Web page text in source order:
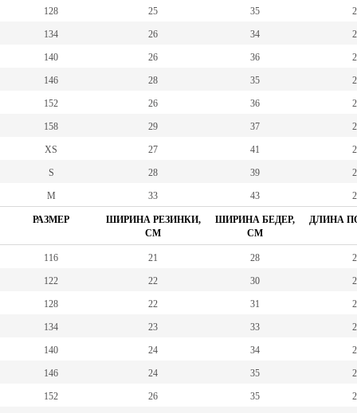
128 25 35
134 26 34
140 26 36
146 28 35
152 26 36
158 29 37
XS 27 41
S 28 39
M 33 43
РАЗМЕР
ШИРИНА РЕЗИНКИ,
СМ
ШИРИНА БЕДЕР,
СМ
ДЛИНА
116 21 28
122 22 30
128 22 31
134 23 33
140 24 34
146 24 35
152 26 35